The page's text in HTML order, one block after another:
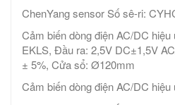
ChenYang sensor Số sê-ri:
Cảm biến dòng điện AC/DC
EKLS, Đầu ra: 2,5V DC±1,5V
± 5%, Cửa sổ: Ø120mm
Cảm biến dòng điện AC/DC hiệu